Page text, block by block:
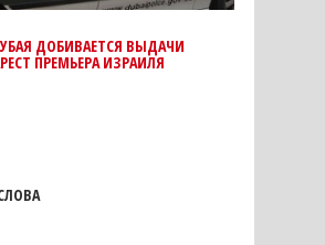
ДОБИВАЕТСЯ ВЫДАЧИ
ПРЕМЬЕРА ИЗРАИЛЯ